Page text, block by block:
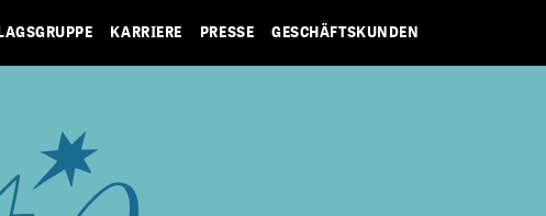
KARRIERE PRESSE GESCHÄFTSKUNDEN